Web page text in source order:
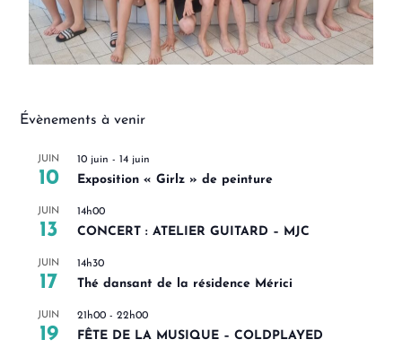
Évènements à venir
JUIN
10
10 juin - 14 juin
Exposition « Girlz » de peinture
JUIN
13
14h00
CONCERT : ATELIER GUITARD – MJC
JUIN
17
14h30
Thé dansant de la résidence Mérici
JUIN
19
21h00 -22h00
FÊTE DE LA MUSIQUE – COLDPLAYED